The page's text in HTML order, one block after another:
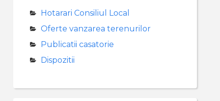
Hotarari Consiliul Local
Oferte vanzarea terenurilor
Publicatii casatorie
Dispozitii